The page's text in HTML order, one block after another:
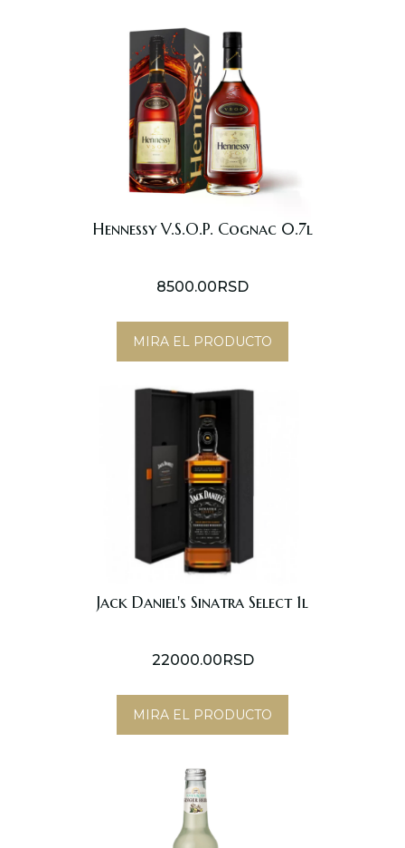
Hennessy V.S.O.P. Cognac 0.7l
8500.00RSD
MIRA EL PRODUCTO
Jack Daniel's Sinatra Select 1l
22000.00RSD
MIRA EL PRODUCTO